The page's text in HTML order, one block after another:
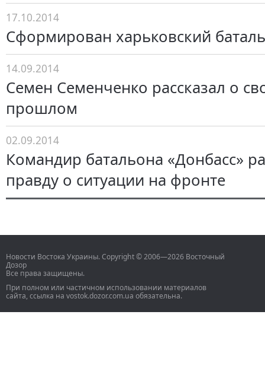
17.10.2014
Сформирован харьковский
14.09.2014
Семен Семенченко рассказал о
прошлом
02.09.2014
Командир батальона «Донбасс»
правду о ситуации на фронте
Новости Востока Украины. Copyright © 2006—2026 Восточный
Дозор
Все права защищены.
При полном или частичном использовании материалов
сайта, ссылка на vostok.dozor.com.ua обязательна.